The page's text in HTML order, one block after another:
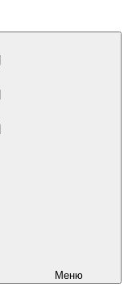
Меню